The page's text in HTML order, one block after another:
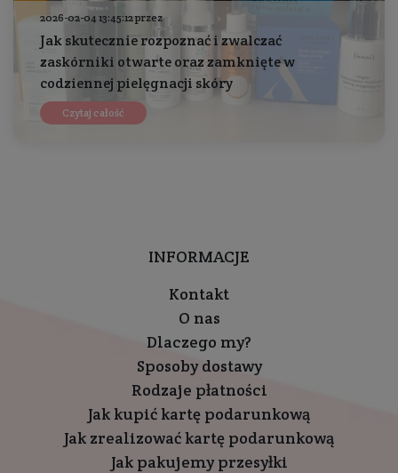
2026-02-04 13:45:12 przez
Jak skutecznie rozpoznać i zwalczać
zaskórniki otwarte oraz zamknięte w
codziennej pielęgnacji skóry
Czytaj całość
INFORMACJE
Kontakt
O nas
Dlaczego my?
Sposoby dostawy
Rodzaje płatności
Jak kupić kartę podarunkową
Jak zrealizować kartę podarunkową
Jak pakujemy przesyłki